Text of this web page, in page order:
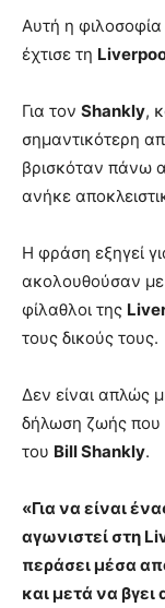
Αυτή η
έχτισε τη
Για τον Shankly,
σημαντικότερη
βρισκόταν πάνω
ανήκε
Η φράση εξηγεί
ακολουθούσαν με
φίλαθλοι της
τους δικούς τους.
Δεν είναι απλώς
δήλωση ζωής που
του Bill Shankly.
«Για να είναι
αγωνιστεί στη
περάσει μέσα
και μετά να